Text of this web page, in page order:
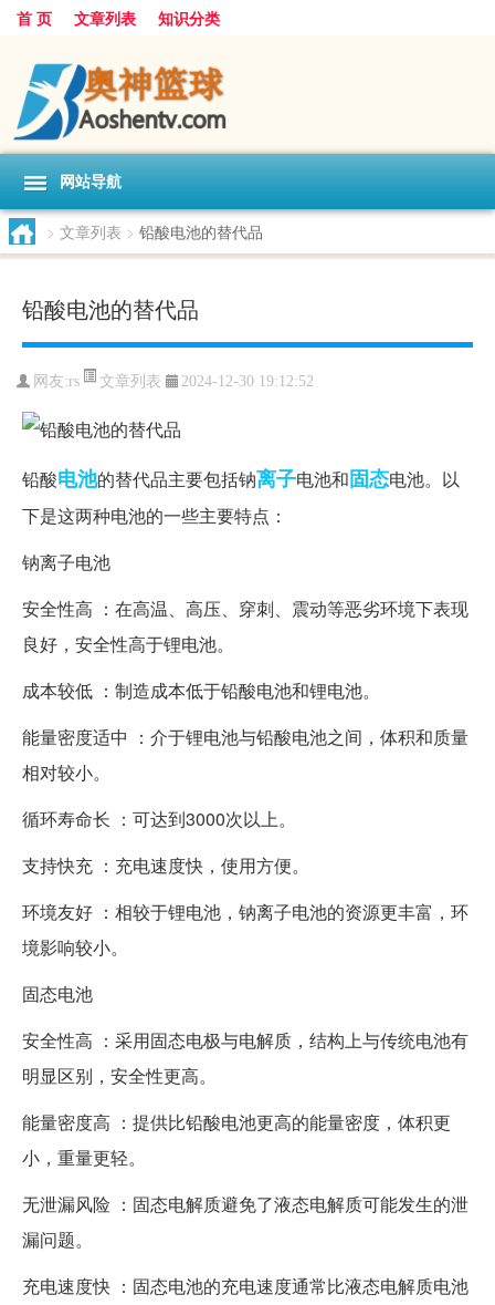
首 页 文章列表 知识分类
网站导航
> 文章列表 > 铅酸电池的替代品
铅酸电池的替代品
网友:rs 文章列表 2024-12-30 19:12:52
铅酸电池的替代品主要包括钠离子电池和固态电池。以
下是这两种电池的一些主要特点：
钠离子电池
安全性高 ：在高温、高压、穿刺、震动等恶劣环境下表现
良好，安全性高于锂电池。
成本较低 ：制造成本低于铅酸电池和锂电池。
能量密度适中 ：介于锂电池与铅酸电池之间，体积和质量
相对较小。
循环寿命长 ：可达到3000次以上。
支持快充 ：充电速度快，使用方便。
环境友好 ：相较于锂电池，钠离子电池的资源更丰富，环
境影响较小。
固态电池
安全性高 ：采用固态电极与电解质，结构上与传统电池有
明显区别，安全性更高。
能量密度高 ：提供比铅酸电池更高的能量密度，体积更
小，重量更轻。
无泄漏风险 ：固态电解质避免了液态电解质可能发生的泄
漏问题。
充电速度快 ：固态电池的充电速度通常比液态电解质电池